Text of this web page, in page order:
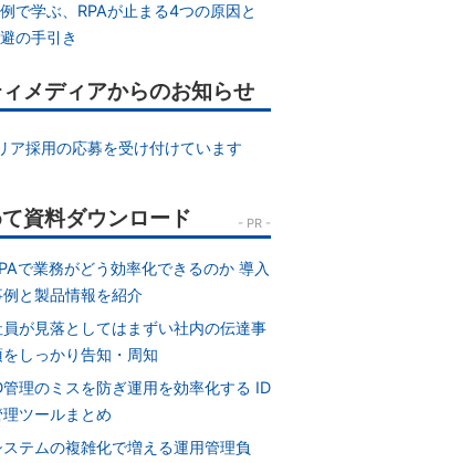
で学ぶ、RPAが止まる4つの原因と
の手引き
メディアからのお知らせ
ア採用の応募を受け付けています
で業務がどう効率化できるのか 導入
例と製品情報を紹介
員が見落としてはまずい社内の伝達事
をしっかり告知・周知
管理のミスを防ぎ運用を効率化する ID
理ツールまとめ
ステムの複雑化で増える運用管理負